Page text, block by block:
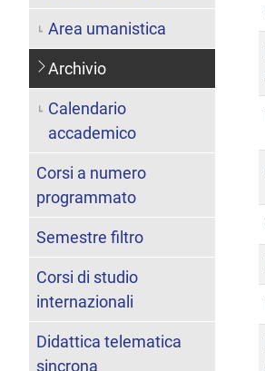
Area umanistica
Archivio
Calendario
accademico
Corsi a numero
programmato
Semestre filtro
Corsi di studio
internazionali
Didattica telematica
sincrona